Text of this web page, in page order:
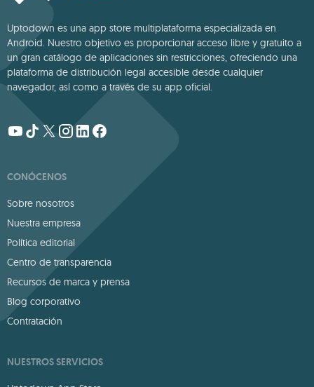
Uptodown es una app store multiplataforma especializada en
Android. Nuestro objetivo es proporcionar acceso libre y gratuito a
un gran catálogo de aplicaciones sin restricciones, ofreciendo una
plataforma de distribución legal accesible desde cualquier
navegador, así como a través de su app oficial.
CONÓCENOS
Sobre nosotros
Nuestra empresa
Política editorial
Centro de transparencia
Recursos de marca y prensa
Blog corporativo
Contratación
NUESTROS SERVICIOS